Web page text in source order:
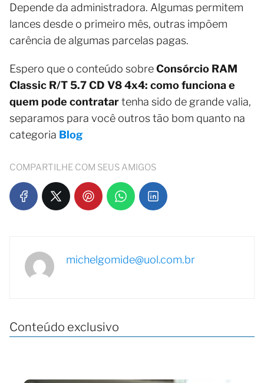
Depende da administradora. Algumas permitem
lances desde o primeiro mês, outras impõem
carência de algumas parcelas pagas.
Espero que o conteúdo sobreConsórcio RAM
Classic R/T 5.7 CD V8 4x4: como funciona e
quem pode contratartenha sido de grande valia,
separamos para você outros tão bom quanto na
categoria Blog
COMPARTILHE COM SEUS AMIGOS
michelgomide@uol.com.br
Conteúdo exclusivo